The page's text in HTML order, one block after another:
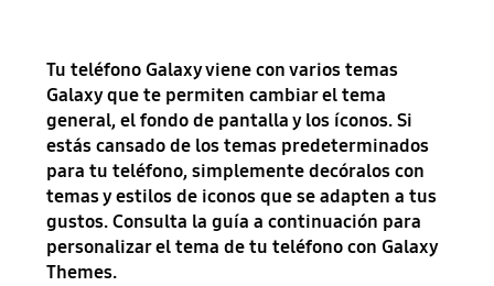
Tu teléfono Galaxy viene con varios temas
Galaxy que te permiten cambiar el tema
general, el fondo de pantalla y los íconos. Si
estás cansado de los temas predeterminados
para tu teléfono, simplemente decóralos con
temas y estilos de iconos que se adapten a tus
gustos. Consulta la guía a continuación para
personalizar el tema de tu teléfono con Galaxy
Themes.